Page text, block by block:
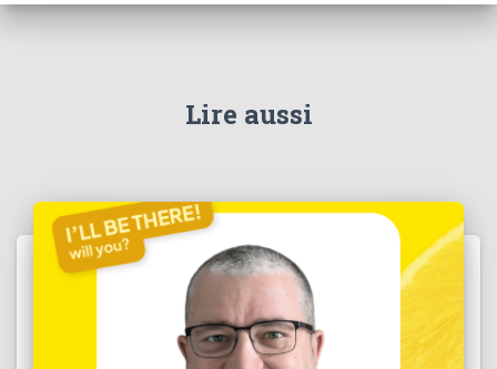
Lire aussi